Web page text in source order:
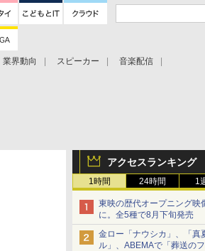
業界動向 スピーカー
音楽配信
アクセスランキング
1時間 24時間 1
東映の歴代オープニング映
に。全5種で8月下旬発売
金ロー「ナウシカ」、「真
ル」、ABEMAで「葬送の